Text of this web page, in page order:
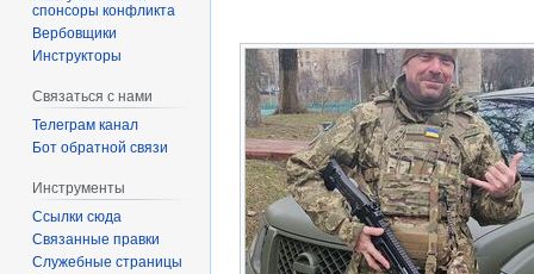
спонсоры конфликта
‏‎Вербовщики
Инструкторы
Связаться с нами
Телеграм канал
Бот обратной связи
Инструменты
Ссылки сюда
Связанные правки
Служебные страницы